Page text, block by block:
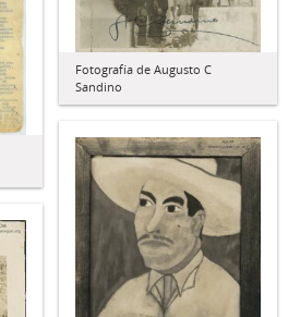
Fotografía de Augusto C
Sandino